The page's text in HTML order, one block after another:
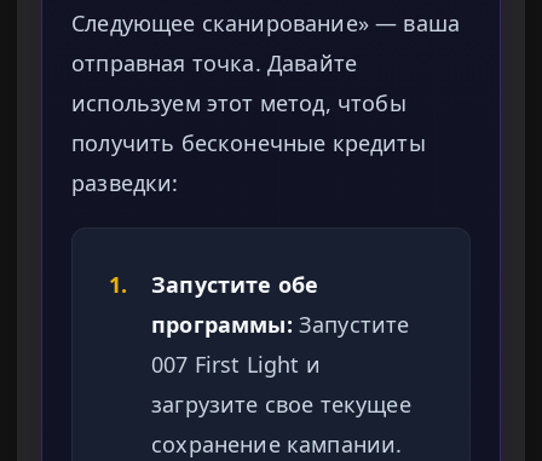
Следующее сканирование» — ваша
отправная точка. Давайте
используем этот метод, чтобы
получить бесконечные кредиты
разведки:
1.
Запустите обе
программы: Запустите
007 First Light и
загрузите свое текущее
сохранение кампании.